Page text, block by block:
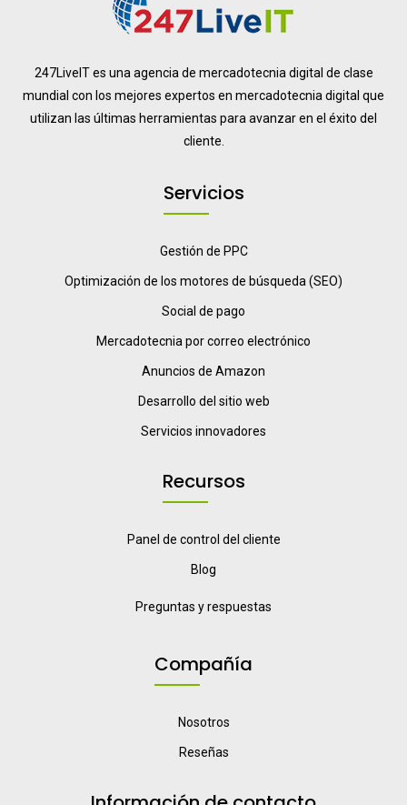
247LiveIT es una agencia de mercadotecnia digital de clase
mundial con los mejores expertos en mercadotecnia digital que
utilizan las últimas herramientas para avanzar en el éxito del
cliente.
Servicios
Gestión de PPC
Optimización de los motores de búsqueda (SEO)
Social de pago
Mercadotecnia por correo electrónico
Anuncios de Amazon
Desarrollo del sitio web
Servicios innovadores
Recursos
Panel de control del cliente
Blog
Preguntas y respuestas
Compañía
Nosotros
Reseñas